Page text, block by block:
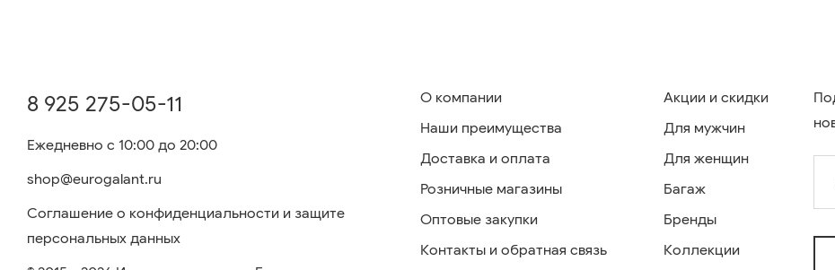
8 925 275-05-11
Ежедневно с 10:00 до 20:00
shop@eurogalant.ru
Соглашение о конфиденциальности и защите
персональных данных
О компании
Наши преимущества
Доставка и оплата
Розничные магазины
Оптовые закупки
Контакты и обратная связь
Акции и скидки
Для мужчин
Для женщин
Багаж
Бренды
Коллекции